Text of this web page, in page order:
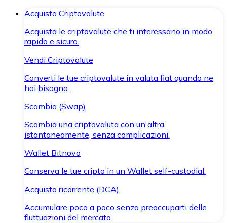
Acquista Criptovalute
Acquista le criptovalute che ti interessano in modo
rapido e sicuro.
Vendi Criptovalute
Converti le tue criptovalute in valuta fiat quando ne
hai bisogno.
Scambia (Swap)
Scambia una criptovaluta con un'altra
istantaneamente, senza complicazioni.
Wallet Bitnovo
Conserva le tue cripto in un Wallet self-custodial.
Acquisto ricorrente (DCA)
Accumulare poco a poco senza preoccuparti delle
fluttuazioni del mercato.